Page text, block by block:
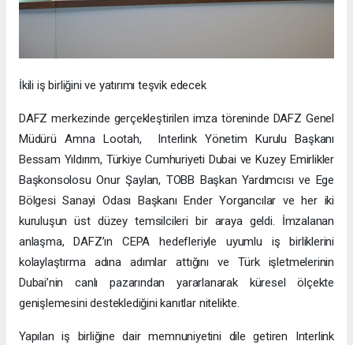
İkili iş birliğini ve yatırımı teşvik edecek
DAFZ merkezinde gerçekleştirilen imza töreninde DAFZ Genel
Müdürü Amna Lootah, Interlink Yönetim Kurulu Başkanı
Bessam Yıldırım, Türkiye Cumhuriyeti Dubai ve Kuzey Emirlikler
Başkonsolosu Onur Şaylan, TOBB Başkan Yardımcısı ve Ege
Bölgesi Sanayi Odası Başkanı Ender Yorgancılar ve her iki
kuruluşun üst düzey temsilcileri bir araya geldi. İmzalanan
anlaşma, DAFZ’ın CEPA hedefleriyle uyumlu iş birliklerini
kolaylaştırma adına adımlar attığını ve Türk işletmelerinin
Dubai’nin canlı pazarından yararlanarak küresel ölçekte
genişlemesini desteklediğini kanıtlar nitelikte.
Yapılan iş birliğine dair memnuniyetini dile getiren Interlink